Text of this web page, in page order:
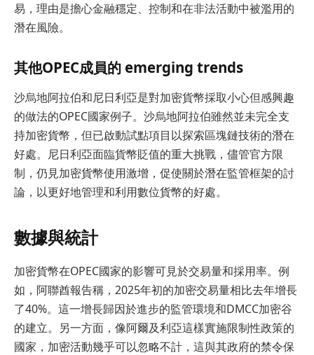
易，理由是擔心金融穩定、控制和在非法活動中被濫用的
潛在風險。
其他OPEC成員的 emerging trends
沙烏地阿拉伯和尼日利亞是對加密貨幣採取小心但感興趣
的做法的OPEC國家例子。沙烏地阿拉伯雖然並未完全支
持加密貨幣，但已啟動試點項目以探索區塊鏈技術的潛在
好處。尼日利亞面臨貨幣貶值的重大挑戰，儘管官方限
制，仍見加密貨幣使用激增，促使關於潛在監管框架的討
論，以更好地管理和利用數位貨幣的好處。
數據與統計
加密貨幣在OPEC國家的影響可見於交易量和採用率。例
如，阿聯酋報告稱，2025年初的加密交易量相比去年增長
了40%。這一增長歸因於進步的監管環境和DMCC加密谷
的建立。另一方面，像阿爾及利亞這樣實施限制性政策的
國家，加密活動幾乎可以忽略不計，這與其政府的禁令保